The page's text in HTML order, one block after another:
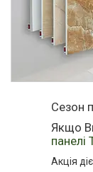
Сезон
Якщо
панелі
Акція